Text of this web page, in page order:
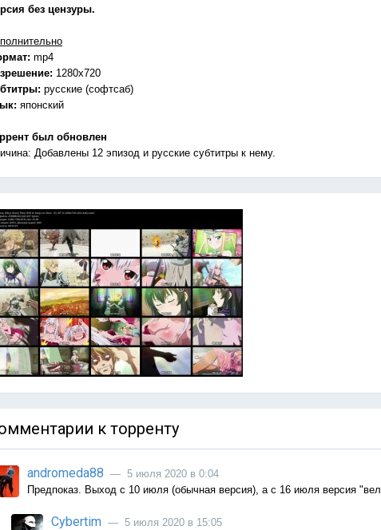
без цензуры.
mp4
1280x720
русские (софтсаб)
японский
был обновлен
Добавлены 12 эпизод и русские субтитры к нему.
к торренту
andromeda88 — 5 июля 2020 в 0:04
Предпоказ. Выход с 10 июля (обычная версия), а с 16 июля версия
Cybertim — 5 июля 2020 в 15:05